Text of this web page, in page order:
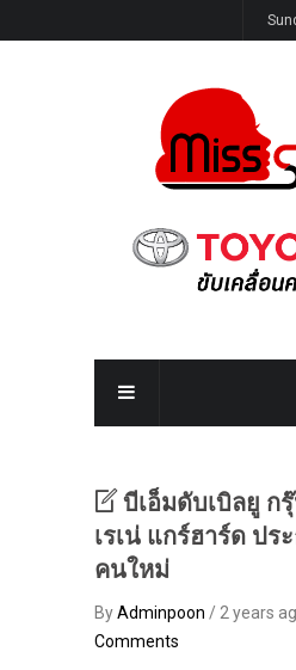
บีเอ็มดับเบิลยู ก
เรเน่ แกร์ฮาร์ด ปร
คนใหม่
ByAdminpoon / 2 years
Comments